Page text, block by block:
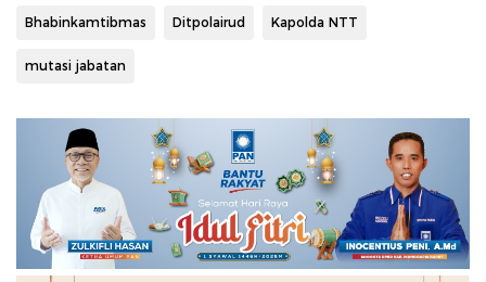
Bhabinkamtibmas Ditpolairud Kapolda NTT
mutasi jabatan